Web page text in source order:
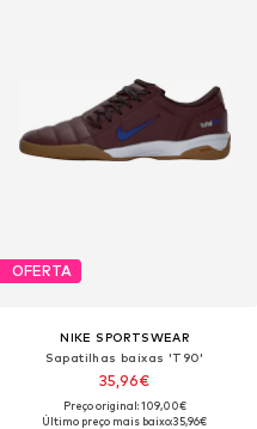
OFERTA
NIKE SPORTSWEAR
Sapatilhas baixas 'T90'
35,96€
Preço original: 109,00€
Último preço mais baixo:35,96€